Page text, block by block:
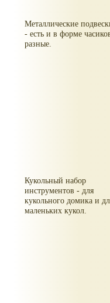
Металлические
- есть и в форме
разные.
Кукольный набор
инструментов - для
кукольного домика и
маленьких кукол.